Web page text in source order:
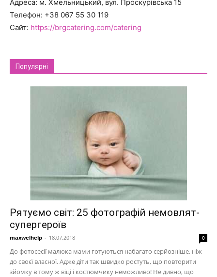
Адреса: м. Хмельницький, вул. Проскурівська 15
Телефон: +38 067 55 30 119
Сайт: https://brgcatering.com/catering
Популярні
Рятуємо світ: 25 фотографій немовлят-
супергероїв
maxwelhelp - 18.07.2018 0
До фотосесії малюка мами готуються набагато серйозніше, ніж
до своєї власної. Адже діти так швидко ростуть, що повторити
зйомку в тому ж віці і костюмчику неможливо! Не дивно, що